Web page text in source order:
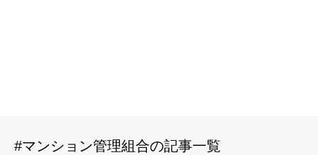
#マンション管理組合の記事一覧